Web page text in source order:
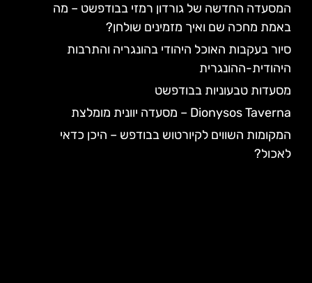
המסעדה החדשה של גורדון רמזי בבודפשט – מה
באמת מחכה שם ואיך מזמינים שולחן?
סיור בעקבות האוכל היהודי בהונגריה והתרבות
היהודית-ההונגרית
מסעדות טבעוניות בבודפשט
Dionysos Taverna – מסעדה יוונית מומלצת
המקומות השווים לקיורטוש בבודפש – היכן כדאי
לאכול?